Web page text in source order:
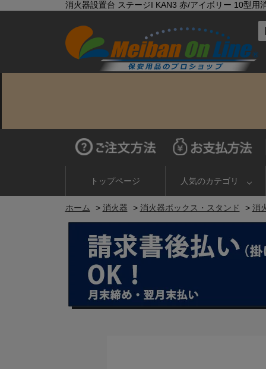
消火器設置台 ステージI KAN3 赤/アイボリー 10型用
トップページ 人気のカテゴリ
ホーム > 消火器 > 消火器ボックス・スタンド > 消